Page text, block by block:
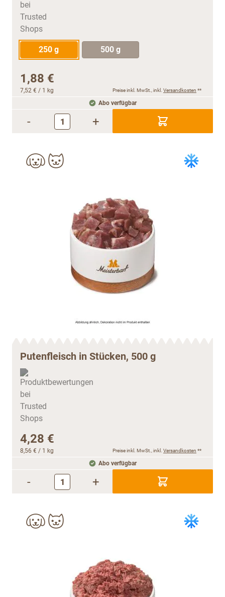
250 g 500 g
1,88 €
7,52 € / 1 kg Preise inkl. MwSt., inkl. Versandkosten **
Abo verfügbar
- +
Putenfleisch in Stücken, 500 g
4,28 €
8,56 € / 1 kg Preise inkl. MwSt., inkl. Versandkosten **
Abo verfügbar
- +